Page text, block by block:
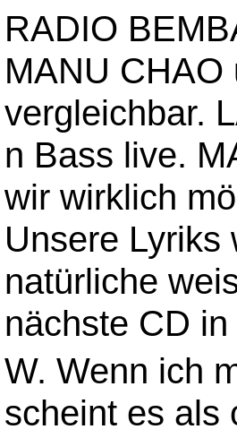
RADIO
MANU CHAO
vergleichbar.
n Bass live.
wir wirklich
Unsere Lyriks
natürliche
nächste CD
W. Wenn ich
scheint es als